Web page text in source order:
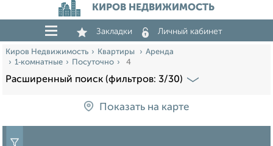
КИРОВ НЕДВИЖИМОСТЬ
Закладки Личный кабинет
Киров Недвижимость Квартиры
Аренда
1‑комнатные
Посуточно 4
Расширенный поиск (фильтров: 3/30)
Показать на карте